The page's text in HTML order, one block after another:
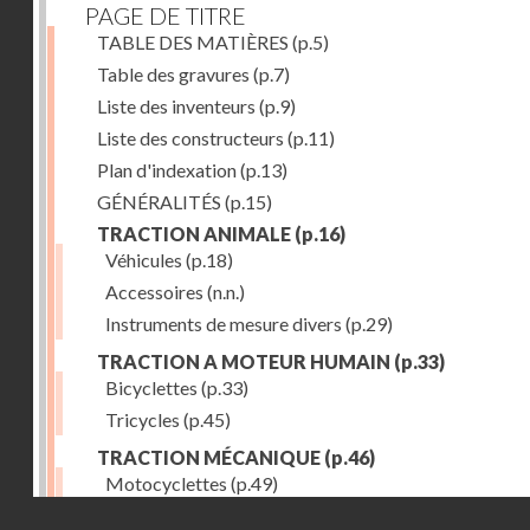
PAGE DE TITRE
TABLE DES MATIÈRES (p.5)
Table des gravures (p.7)
Liste des inventeurs (p.9)
Liste des constructeurs (p.11)
Plan d'indexation(p.13)
GÉNÉRALITÉS (p.15)
TRACTION ANIMALE (p.16)
Véhicules (p.18)
Accessoires (n.n.)
Instruments de mesure divers (p.29)
TRACTION A MOTEUR HUMAIN (p.33)
Bicyclettes (p.33)
Tricycles (p.45)
TRACTION MÉCANIQUE (p.46)
Motocyclettes (p.49)